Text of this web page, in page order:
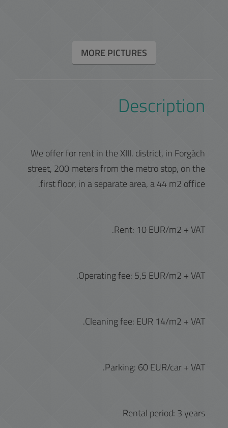
MORE PICTURES
Description
We offer for rent in the XIII. district, in Forgách
street, 200 meters from the metro stop, on the
first floor, in a separate area, a 44 m2 office.
Rent: 10 EUR/m2 + VAT.
Operating fee: 5,5 EUR/m2 + VAT.
Cleaning fee: EUR 14/m2 + VAT.
Parking: 60 EUR/car + VAT.
Rental period: 3 years